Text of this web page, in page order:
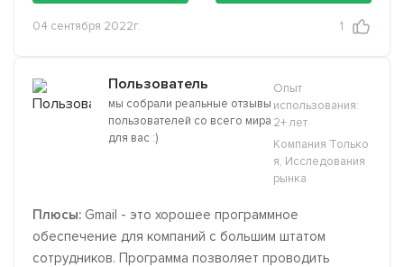
04 сентября 2022г. 1
Пользователь
мы собрали реальные отзывы
пользователей со всего мира
для вас :)
Опыт
использования:
2+ лет
Компания Только
я, Исследования
рынка
Плюсы: Gmail - это хорошее программное
обеспечение для компаний с большим штатом
сотрудников. Программа позволяет проводить